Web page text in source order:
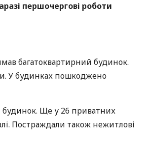
першочергові роботи
багатоквартирний будинок.
У будинках пошкоджено
Ще у 26 приватних
Постраждали також нежитлові